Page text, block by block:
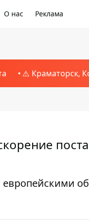
О нас Реклама
⚠️ Краматорск,
европейскими